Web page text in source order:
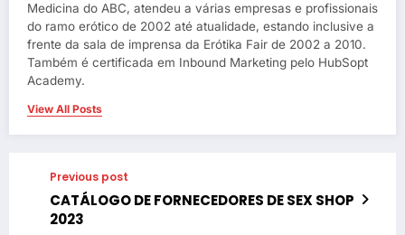
Medicina do ABC, atendeu a várias empresas e profissionais
do ramo erótico de 2002 até atualidade, estando inclusive a
frente da sala de imprensa da Erótika Fair de 2002 a 2010.
Também é certificada em Inbound Marketing pelo HubSopt
Academy.
View All Posts
Previous post
CATÁLOGO DE FORNECEDORES DE SEX SHOP
2023